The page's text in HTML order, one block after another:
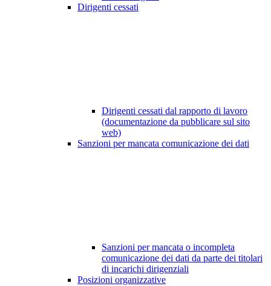
Dirigenti cessati
Dirigenti cessati dal rapporto di lavoro
(documentazione da pubblicare sul sito
web)
Sanzioni per mancata comunicazione dei dati
Sanzioni per mancata o incompleta
comunicazione dei dati da parte dei titolari
di incarichi dirigenziali
Posizioni organizzative